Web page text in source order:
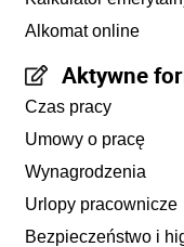
Alkomat online
Aktywne
Czas pracy
Umowy o pracę
Wynagrodzenia
Urlopy pracownicze
Bezpieczeństwo i